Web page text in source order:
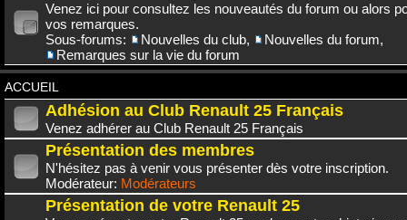
Venez ici pour consultez les nouveautés du forum ou alors
vos remarques.
Sous-forums:
Nouvelles du club, Nouvelles du forum,
Remarques sur la vie du forum
ACCUEIL
Adhésion au Club Renault 25 Français
Venez adhérer au Club Renault 25 Français
Présentation des membres
N'hésitez pas à venir vous présenter dès votre inscription.
Modérateur: Modérateurs
Présentation de votre Renault 25